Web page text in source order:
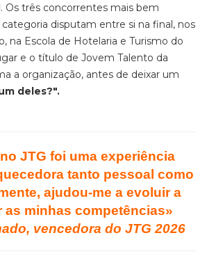
Os três concorrentes mais bem
disputam entre si na final, nos
na Escola de Hotelaria e Turismo do
e o título de Jovem Talento da
a organização, antes de deixar um
deles?".
JTG foi uma experiência
tanto pessoal como
ajudou-me a evoluir a
as minhas competências»
vencedora do JTG 2026